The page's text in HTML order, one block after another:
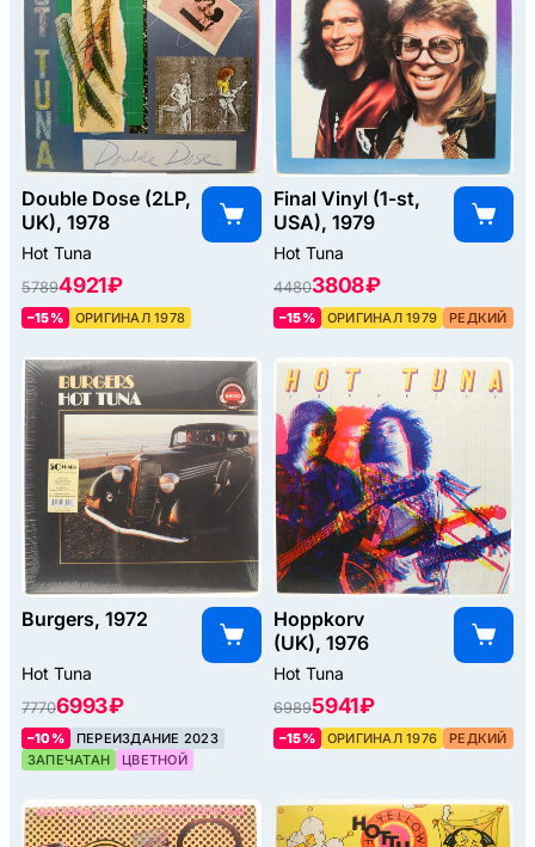
Double Dose (2LP,
UK), 1978
Hot Tuna
57894921 ₽
–15% ОРИГИНАЛ 1978
Final Vinyl (1-st,
USA), 1979
Hot Tuna
44803808 ₽
–15% ОРИГИНАЛ 1979 РЕДКИЙ
Burgers, 1972
Hot Tuna
77706993 ₽
–10%
ПЕРЕИЗДАНИЕ 2023
ЗАПЕЧАТАН
ЦВЕТНОЙ
Hoppkorv
(UK), 1976
Hot Tuna
69895941 ₽
–15% ОРИГИНАЛ 1976 РЕДКИЙ